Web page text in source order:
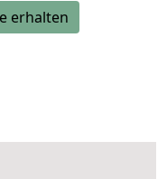
erhalten